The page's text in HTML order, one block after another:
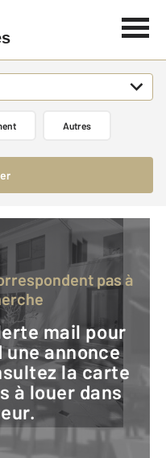
Autres
annonce
la carte
à louer dans